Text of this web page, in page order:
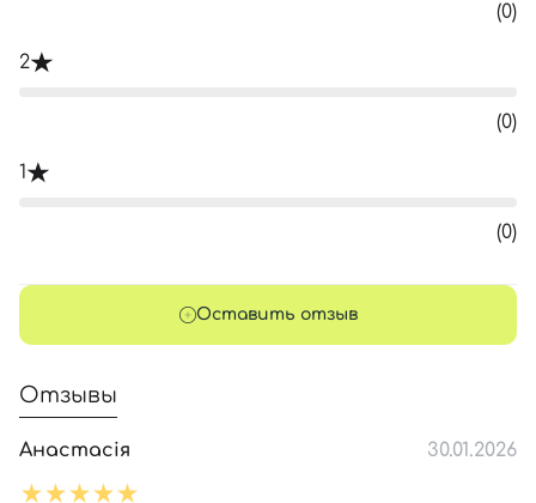
(0)
2
(0)
1
(0)
Оставить отзыв
Отзывы
Анастасія 30.01.2026